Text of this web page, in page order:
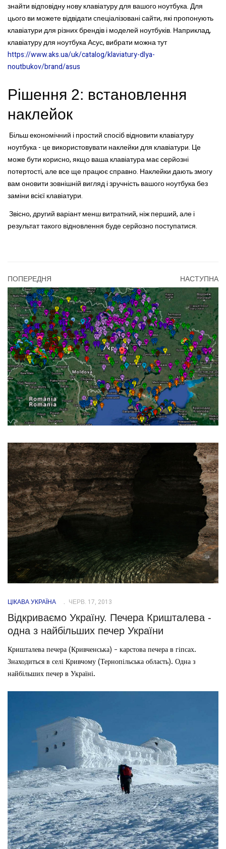
знайти відповідну нову клавіатуру для вашого ноутбука. Для
цього ви можете відвідати спеціалізовані сайти, які пропонують
клавіатури для різних брендів і моделей ноутбуків. Наприклад,
клавіатуру для ноутбука Асус, вибрати можна тут
https://www.aks.ua/uk/catalog/klaviatury-dlya-
noutbukov/brand/asus
Рішення 2: встановлення
наклейок
Більш економічний і простий спосіб відновити клавіатуру
ноутбука - це використовувати наклейки для клавіатури. Це
може бути корисно, якщо ваша клавіатура має серйозні
потертості, але все ще працює справно. Наклейки дають змогу
вам оновити зовнішній вигляд і зручність вашого ноутбука без
заміни всієї клавіатури.
Звісно, другий варіант менш витратний, ніж перший, але і
результат такого відновлення буде серйозно поступатися.
ПОПЕРЕДНЯ НАСТУПНА
ЦІКАВА УКРАЇНА ЧЕРВ. 17, 2013
Відкриваємо Україну. Печера Кришталева -
одна з найбільших печер України
Кришталева печера (Кривченська) - карстова печера в гіпсах.
Знаходиться в селі Кривчому (Тернопільська область). Одна з
найбільших печер в Україні.